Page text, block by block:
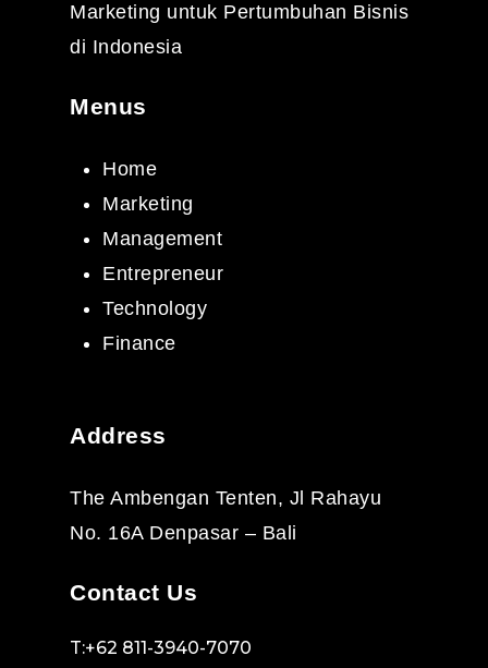
Marketing untuk Pertumbuhan Bisnis
di Indonesia
Menus
Home
Marketing
Management
Entrepreneur
Technology
Finance
Address
The Ambengan Tenten, Jl Rahayu
No. 16A Denpasar – Bali
Contact Us
T:+62 811-3940-7070